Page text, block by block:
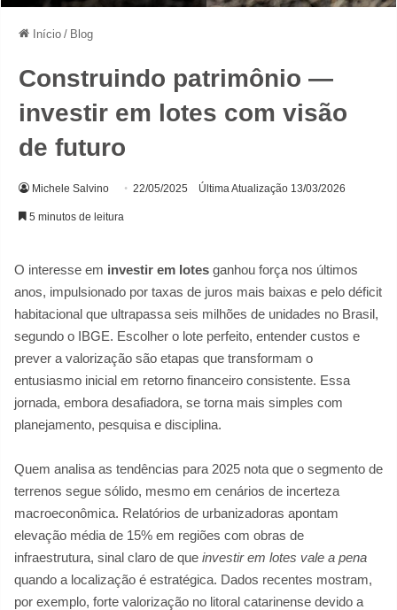
Início / Blog
Construindo patrimônio —
investir em lotes com visão
de futuro
Michele Salvino 22/05/2025 Última Atualização 13/03/2026
5 minutos de leitura
O interesse em investir em lotes ganhou força nos últimos
anos, impulsionado por taxas de juros mais baixas e pelo déficit
habitacional que ultrapassa seis milhões de unidades no Brasil,
segundo o IBGE. Escolher o lote perfeito, entender custos e
prever a valorização são etapas que transformam o
entusiasmo inicial em retorno financeiro consistente. Essa
jornada, embora desafiadora, se torna mais simples com
planejamento, pesquisa e disciplina.
Quem analisa as tendências para 2025 nota que o segmento de
terrenos segue sólido, mesmo em cenários de incerteza
macroeconômica. Relatórios de urbanizadoras apontam
elevação média de 15% em regiões com obras de
infraestrutura, sinal claro de que investir em lotes vale a pena
quando a localização é estratégica. Dados recentes mostram,
por exemplo, forte valorização no litoral catarinense devido a